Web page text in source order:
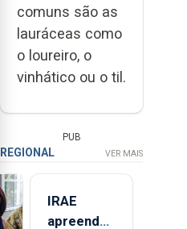
comuns são as
lauráceas como
o loureiro, o
vinhático ou o til.
PUB
REGIONAL VER MAIS
IRAE
apreendeu